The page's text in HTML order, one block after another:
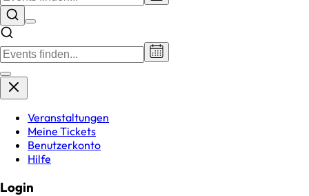
Veranstaltungen
Meine Tickets
Benutzerkonto
Hilfe
Login